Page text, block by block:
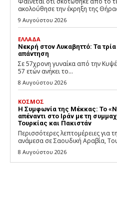
ακολούθησε την έκρηξη της
9 Αυγούστου 2026
ΕΛΛΑΔΑ
Νεκρή στον Λυκαβηττό: Τα
απάντηση
Σε 57χρονη γυναίκα από την
57 ετών ανήκει το...
8 Αυγούστου 2026
ΚΟΣΜΟΣ
Η Συμφωνία της Μέκκας: Το
απέναντι στο Ιράν με τη
Τουρκίας και Πακιστάν
Περισσότερες λεπτομέρειες για
ανάμεσα σε Σαουδική Αραβία,
8 Αυγούστου 2026